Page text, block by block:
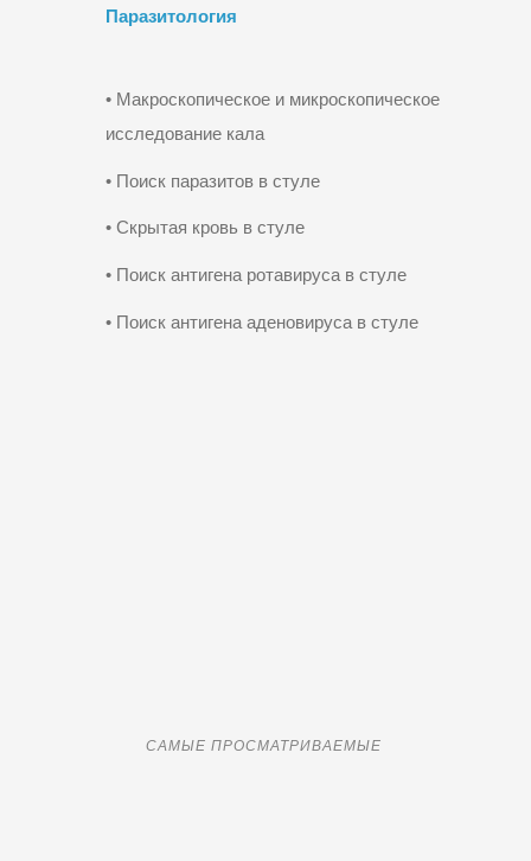
Паразитология
• Макроскопическое и микроскопическое
исследование кала
• Поиск паразитов в стуле
• Скрытая кровь в стуле
• Поиск антигена ротавируса в стуле
• Поиск антигена аденовируса в стуле
САМЫЕ ПРОСМАТРИВАЕМЫЕ